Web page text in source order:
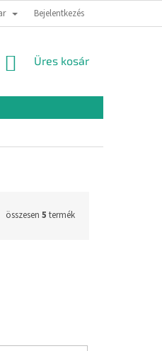
Bejelentkezés
KOSÁR
Üres kosár
összesen 5 termék